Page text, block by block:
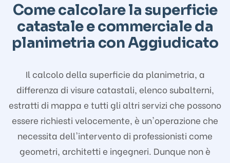
Come calcolare la superficie
catastale e commerciale da
planimetria con Aggiudicato
Il calcolo della superficie da planimetria, a
differenza di visure catastali, elenco subalterni,
estratti di mappa e tutti gli altri servizi che possono
essere richiesti velocemente, è un'operazione che
necessita dell'intervento di professionisti come
geometri, architetti e ingegneri. Dunque non è